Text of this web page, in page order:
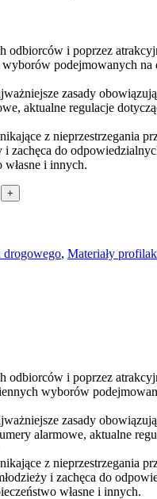
odbiorców i poprzez
podejmowanych na
zasady
aktualne regulacje
z nieprzestrzegania
i zachęca do
własne i innych.
drogowego, Materiały
odbiorców i poprzez
wyborów
zasady
alarmowe, aktualne
z nieprzestrzegania
i zachęca do
własne i innych.